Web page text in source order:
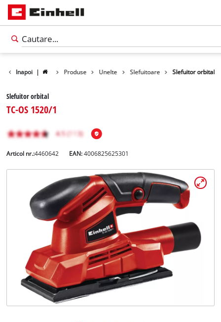
Română
English
Inapoi | Produse Unelte Slefuitoare Slefuitor orbital
Slefuitor orbital
TC-OS 1520/1
Articol nr.:4460642 EAN:4006825625301